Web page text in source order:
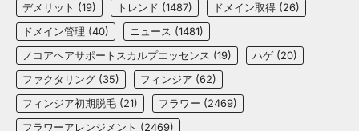
デメリット (19) トレンド (1487) ドメイン取得 (26)
ドメイン管理 (40) ニュース (1481)
ノコアヘアサポートスカルプエッセンス (19) ハゲ (20)
ファクタリング (35) フィンジア (62)
フィンジア初期脱毛 (21) フラワー (2469)
フラワーアレンジメント (2469)